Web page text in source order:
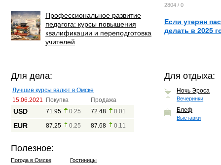
Профессиональное развитие
педагога: курсы повышения
квалификации и переподготовка
учителей
2804 / 0
Если утерян
делать в 2025
Для дела:
Лучшие курсы валют в Омске
15.06.2021
Покупка Продажа
USD 71.95 0.25 72.48 0.01
EUR 87.25 0.25 87.68 0.11
Полезное:
Погода в Омске
Гостиницы
Для отдыха:
Ночь Эроса
Вечеринки
Блеф
Выставки